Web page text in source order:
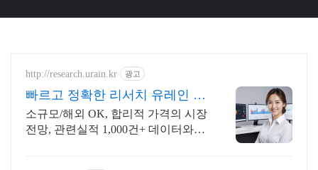
http://research.urain.kr 광고
빠르고 정확한 리서치 유레인 전
략수립용 맞춤 보고서 제작
소규모/해외 OK, 합리적 가격의 시장
전망, 관련실적 1,000건+ 데이터와